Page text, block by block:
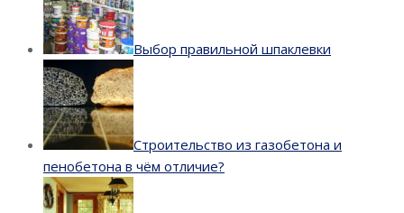
Выбор правильной шпаклевки
Строительство из газобетона и
пенобетона в чём отличие?